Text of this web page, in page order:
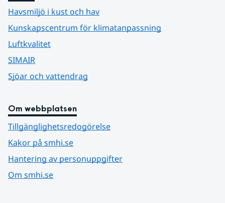
Havsmiljö i kust och hav
Kunskapscentrum för klimatanpassning
Luftkvalitet
SIMAIR
Sjöar och vattendrag
Om webbplatsen
Tillgänglighetsredogörelse
Kakor på smhi.se
Hantering av personuppgifter
Om smhi.se